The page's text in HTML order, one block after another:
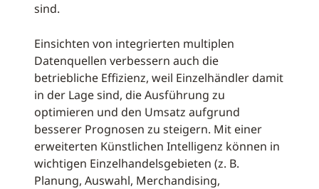
sind.
Einsichten von integrierten multiplen
Datenquellen verbessern auch die
betriebliche Effizienz, weil Einzelhändler damit
in der Lage sind, die Ausführung zu
optimieren und den Umsatz aufgrund
besserer Prognosen zu steigern. Mit einer
erweiterten Künstlichen Intelligenz können in
wichtigen Einzelhandelsgebieten (z. B.
Planung, Auswahl, Merchandising,